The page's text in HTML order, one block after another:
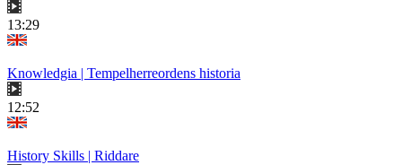
13:29
Knowledgia | Tempelherreordens historia
12:52
History Skills | Riddare